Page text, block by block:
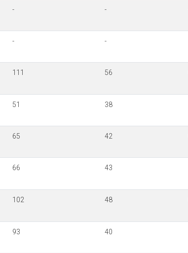
- -
- -
111 56
51 38
65 42
66 43
102 48
93 40